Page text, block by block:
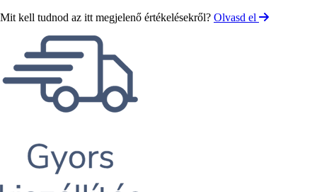
Mit kell tudnod az itt megjelenő értékelésekről? Olvasd el